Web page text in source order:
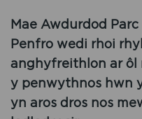
Mae Awdurdod
Penfro wedi rhoi
anghyfreithlon ar ôl
y penwythnos hwn
yn aros dros nos